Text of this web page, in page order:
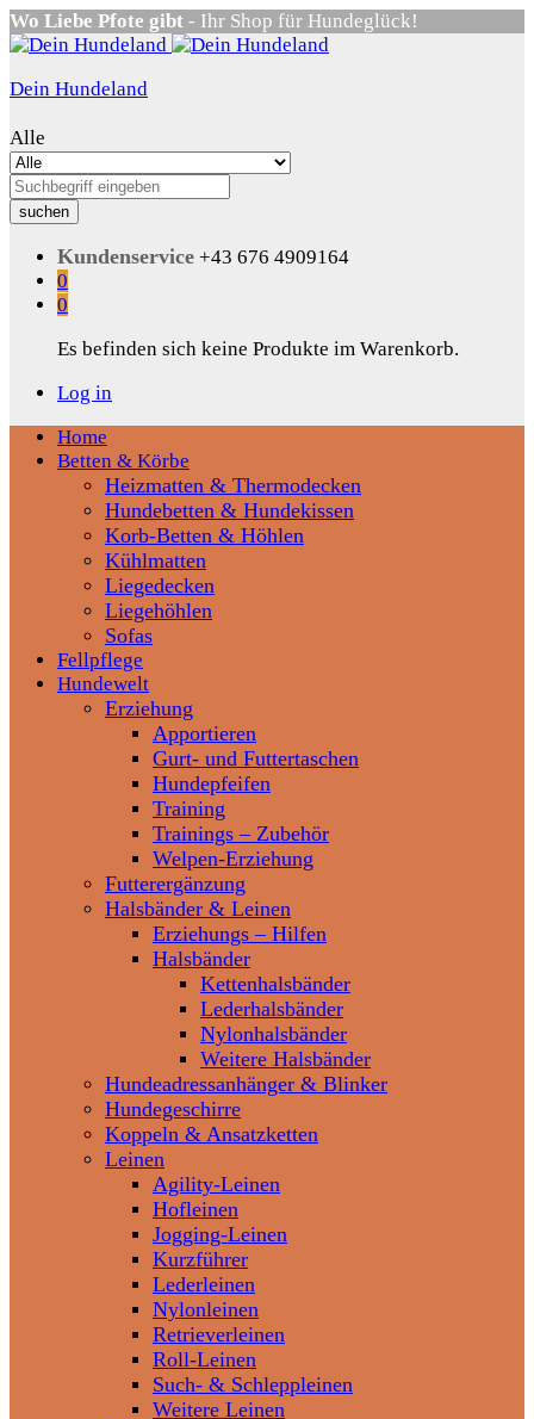
Wo Liebe Pfote gibt - Ihr Shop für Hundeglück!
Dein Hundeland
Alle
suchen
Kundenservice +43 676 4909164
0
0
Es befinden sich keine Produkte im Warenkorb.
Log in
Home
Betten & Körbe
Heizmatten & Thermodecken
Hundebetten & Hundekissen
Korb-Betten & Höhlen
Kühlmatten
Liegedecken
Liegehöhlen
Sofas
Fellpflege
Hundewelt
Erziehung
Apportieren
Gurt- und Futtertaschen
Hundepfeifen
Training
Trainings – Zubehör
Welpen-Erziehung
Futterergänzung
Halsbänder & Leinen
Erziehungs – Hilfen
Halsbänder
Kettenhalsbänder
Lederhalsbänder
Nylonhalsbänder
Weitere Halsbänder
Hundeadressanhänger & Blinker
Hundegeschirre
Koppeln & Ansatzketten
Leinen
Agility-Leinen
Hofleinen
Jogging-Leinen
Kurzführer
Lederleinen
Nylonleinen
Retrieverleinen
Roll-Leinen
Such- & Schleppleinen
Weitere Leinen